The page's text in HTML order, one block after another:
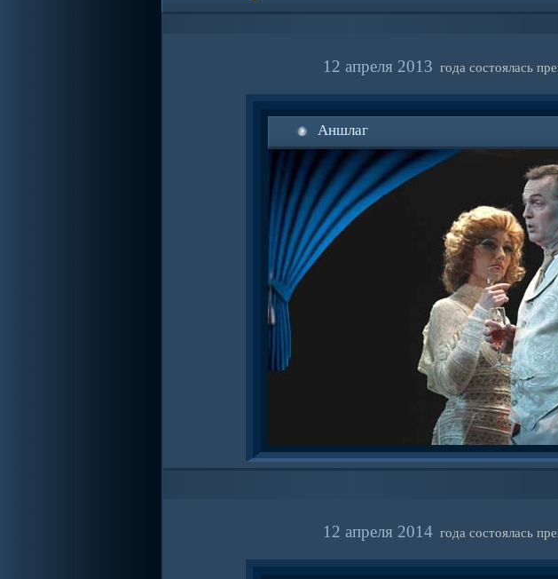
12 апреля 2013 года состоялась
Аншлаг
12 апреля 2014 года состоялась